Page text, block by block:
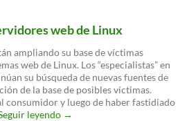
web de Linux
ampliando su base de víctimas
web de Linux. Los “especialistas” en
su búsqueda de nuevas fuentes de
de la base de posibles víctimas.
consumidor y luego de haber fastidiado
leyendo Ransomware
→